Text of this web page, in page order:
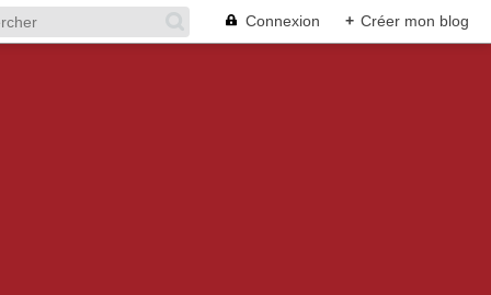
Connexion + Créer mon blog